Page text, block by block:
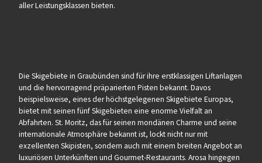
aller Leistungsklassen bieten.
Die Skigebiete in Graubünden sind für ihre erstklassigen Liftanlagen
und die hervorragend präparierten Pisten bekannt. Davos
beispielsweise, eines der höchstgelegenen Skigebiete Europas,
bietet mit seinen fünf Skigebieten eine enorme Vielfalt an
Abfahrten. St. Moritz, das für seinen mondänen Charme und seine
internationale Atmosphäre bekannt ist, lockt nicht nur mit
exzellenten Skipisten, sondern auch mit einem breiten Angebot an
luxuriösen Unterkünften und Gourmet-Restaurants. Arosa hingegen